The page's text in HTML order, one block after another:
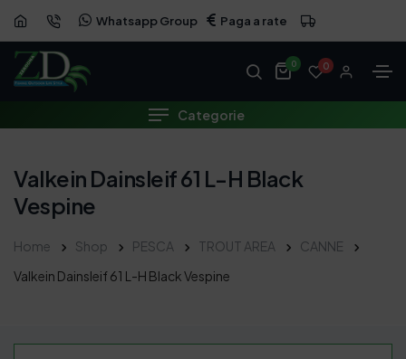
Whatsapp Group Paga a rate
0 0
Categorie
Valkein Dainsleif 61 L-H Black
Vespine
Home Shop PESCA TROUT AREA
CANNE
Valkein Dainsleif 61 L-H Black Vespine